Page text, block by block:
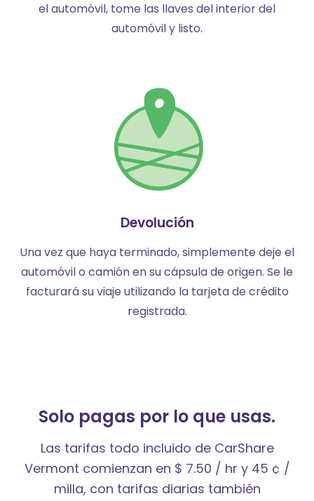
el automóvil, tome las llaves del interior del
automóvil y listo.
Devolución
Una vez que haya terminado, simplemente deje el
automóvil o camión en su cápsula de origen. Se le
facturará su viaje utilizando la tarjeta de crédito
registrada.
Solo pagas por lo que usas.
Las tarifas todo incluido de CarShare
Vermont comienzan en $ 7.50 / hr y 45 ¢ /
milla, con tarifas diarias también